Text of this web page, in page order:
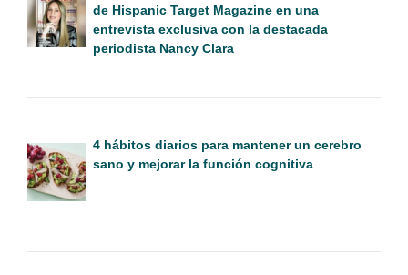
de Hispanic Target Magazine en una
entrevista exclusiva con la destacada
periodista Nancy Clara
4 hábitos diarios para mantener un cerebro
sano y mejorar la función cognitiva